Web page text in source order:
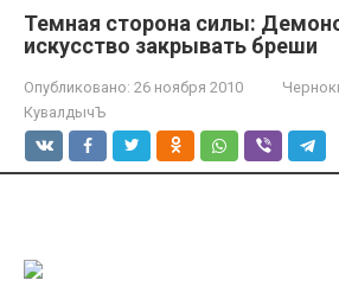
Темная сторона силы:
искусство закрывать бреши
Опубликовано: 26 ноября 2010
КувалдычЪ